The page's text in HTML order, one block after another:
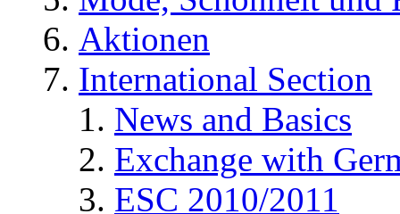
Aktionen
International Section
News and Basics
Exchange with
ESC 2010/2011